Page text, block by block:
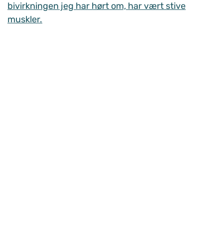
bivirkningen jeg har hørt om, har vært stive
muskler.